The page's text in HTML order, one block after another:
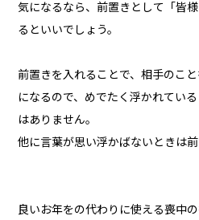
気になるなら、前置きとして「皆
るといいでしょう。
前置きを入れることで、相手のこ
になるので、めでたく浮かれてい
はありません。
他に言葉が思い浮かばないときは前
良いお年をの代わりに使える喪中